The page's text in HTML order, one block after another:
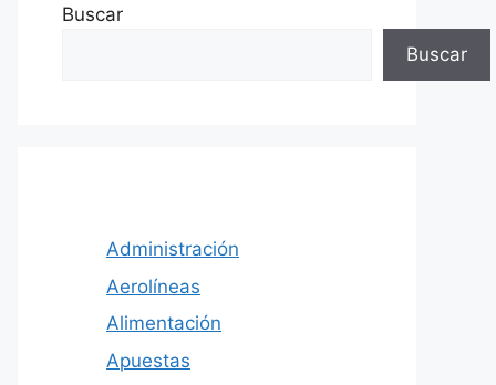
Buscar
Buscar
Administración
Aerolíneas
Alimentación
Apuestas